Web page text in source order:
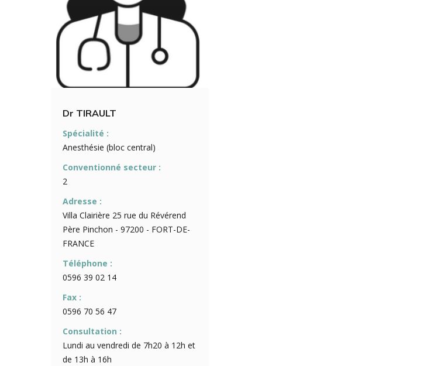
Dr TIRAULT
Spécialité :
Anesthésie (bloc central)
Conventionné secteur :
2
Adresse :
Villa Clairière 25 rue du Révérend
Père Pinchon - 97200 - FORT-DE-
FRANCE
Téléphone :
0596 39 02 14
Fax :
0596 70 56 47
Consultation :
Lundi au vendredi de 7h20 à 12h et
de 13h à 16h